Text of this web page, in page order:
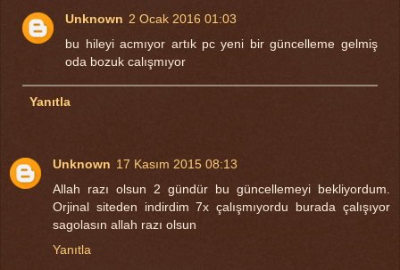
Unknown 2 Ocak 2016 01:03
bu hileyi acmıyor artık pc yeni bir güncelleme gelmiş
oda bozuk calışmıyor
Yanıtla
Unknown 17 Kasım 2015 08:13
Allah razı olsun 2 gündür bu güncellemeyi bekliyordum.
Orjinal siteden indirdim 7x çalışmıyordu burada çalışıyor
sagolasın allah razı olsun
Yanıtla